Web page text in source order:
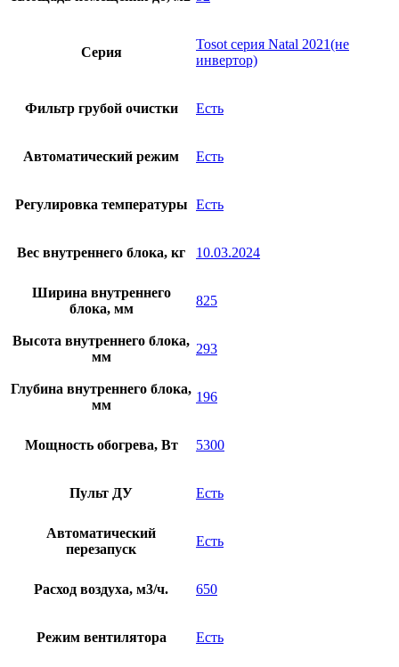
Серия
Tosot серия Natal 2021(не
инвертор)
Фильтр грубой очистки Есть
Автоматический режим Есть
Регулировка температуры Есть
Вес внутреннего блока, кг 10.03.2024
Ширина внутреннего
блока, мм
825
Высота внутреннего блока,
мм
293
Глубина внутреннего блока,
мм
196
Мощность обогрева, Вт 5300
Пульт ДУ Есть
Автоматический
перезапуск
Есть
Расход воздуха, м3/ч. 650
Режим вентилятора Есть